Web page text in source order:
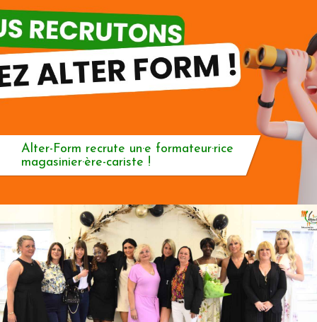
Alter-Form recrute un·e formateur·rice
magasinier·ère-cariste !